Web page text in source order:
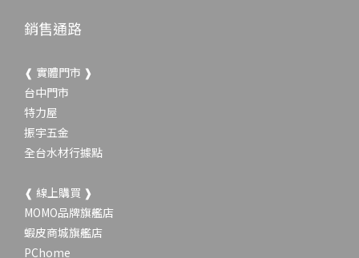
銷售通路
❰ 實體門市 ❱
台中門市
特力屋
振宇五金
全台水材行據點
❰ 線上購買 ❱
MOMO品牌旗艦店
蝦皮商城旗艦店
PChome